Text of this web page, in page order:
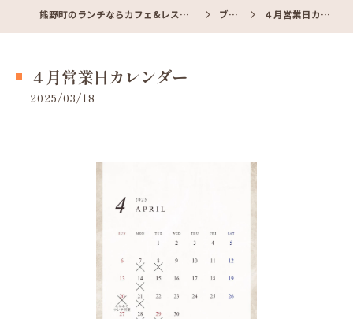
熊野町のランチならカフェ&レストラン Cafe照 ブログ ４月営業日カレンダー
４月営業日カレンダー
2025/03/18